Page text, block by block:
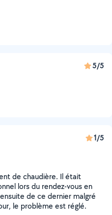
5/5
1/5
de chaudière. Il était
lors du rendez-vous en
de ce dernier malgré
le problème est réglé.